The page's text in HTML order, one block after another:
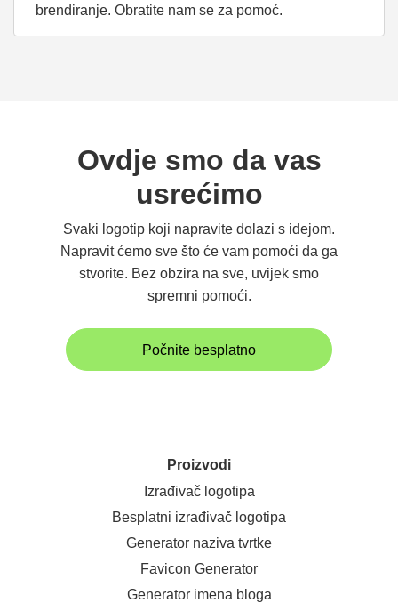
brendiranje. Obratite nam se za pomoć.
Ovdje smo da vas
usrećimo
Svaki logotip koji napravite dolazi s idejom.
Napravit ćemo sve što će vam pomoći da ga
stvorite. Bez obzira na sve, uvijek smo
spremni pomoći.
Počnite besplatno
Proizvodi
Izrađivač logotipa
Besplatni izrađivač logotipa
Generator naziva tvrtke
Favicon Generator
Generator imena bloga